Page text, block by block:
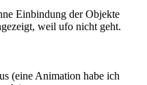
Einbindung der Objekte
weil ufo nicht geht.
(eine Animation habe ich